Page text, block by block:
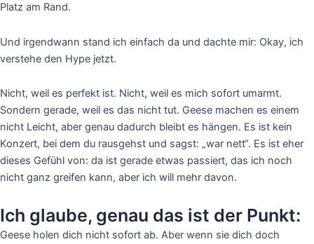
Platz am Rand.
Und irgendwann stand ich einfach da und dachte mir: Okay, ich
verstehe den Hype jetzt.
Nicht, weil es perfekt ist. Nicht, weil es mich sofort umarmt.
Sondern gerade, weil es das nicht tut. Geese machen es einem
nicht Leicht, aber genau dadurch bleibt es hängen. Es ist kein
Konzert, bei dem du rausgehst und sagst: „war nett“. Es ist eher
dieses Gefühl von: da ist gerade etwas passiert, das ich noch
nicht ganz greifen kann, aber ich will mehr davon.
Ich glaube, genau das ist der Punkt:
Geese holen dich nicht sofort ab. Aber wenn sie dich doch